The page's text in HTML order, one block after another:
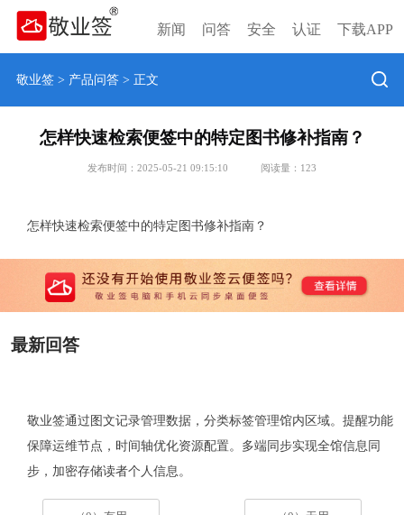
新闻 问答 安全 认证 下载APP
敬业签> 产品问答> 正文
怎样快速检索便签中的特定图书修补指南？
发布时间：2025-05-21 09:15:10 阅读量： 123
怎样快速检索便签中的特定图书修补指南？
最新回答
敬业签通过图文记录管理数据，分类标签管理馆内区域。提醒功能
保障运维节点，时间轴优化资源配置。多端同步实现全馆信息同
步，加密存储读者个人信息。